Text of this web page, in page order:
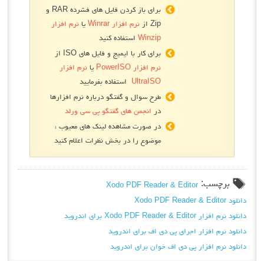
برای باز کردن فایل های فشرده RAR و
Zip از
نرم افزار Winrar یا نرم افزار
Winzipاستفاده کنید
برای کار با ایمیج و فایل های ISO از
نرم افزار PowerISO
یا نرم افزار
UltraISO استفاده بفرمایید
طرح سوال و گفتگو درباره نرم افزارها
در انجمن های گفتگو پی سی ورلد
در صورت مشاهده لینک های معیوب ،
موضوع را در بخش نظرات اعلام کنید
برچسب: Xodo PDF Reader & Editor
دانلود Xodo PDF Reader & Editor
دانلود نرم افزار Xodo PDF Reader & Editor برای اندروید
دانلود نرم افزار اجرای پی دی اف برای اندروید
دانلود نرم افزار پی دی اف خوان برای اندروید